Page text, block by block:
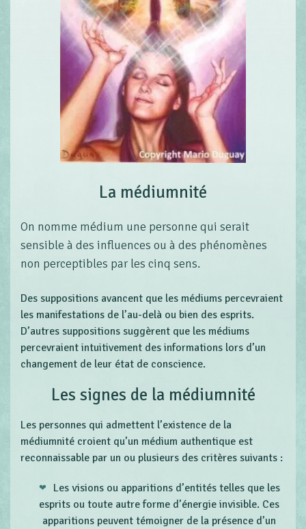
La médiumnité
On nomme médium une personne qui serait
sensible à des influences ou à des phénomènes
non perceptibles par les cinq sens.
Des suppositions avancent que les médiums percevraient
les manifestations de l’au-delà ou bien des esprits.
D’autres suppositions suggèrent que les médiums
percevraient intuitivement des informations lors d’un
changement de leur état de conscience.
Les signes de la médiumnité
Les personnes qui admettent l’existence de la
médiumnité croient qu’un médium authentique est
reconnaissable par un ou plusieurs des critères suivants :
Les visions ou apparitions d’entités telles que les
esprits ou toute autre forme d’énergie invisible. Ces
apparitions peuvent témoigner de la présence d’un